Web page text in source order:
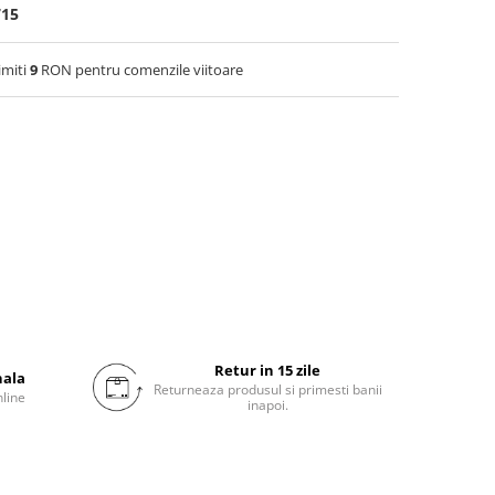
9 RON pentru comenzile viitoare
Retur in 15 zile
Returneaza produsul si primesti banii
inapoi.